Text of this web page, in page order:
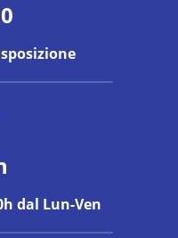
dal Lun-Ven